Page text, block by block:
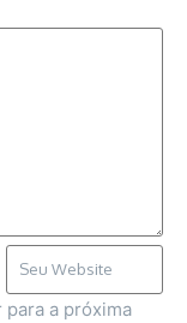
para a próxima